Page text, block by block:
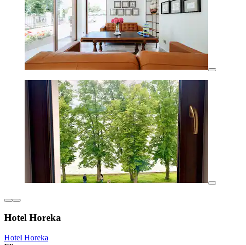
Hotel Horeka
Hotel Horeka